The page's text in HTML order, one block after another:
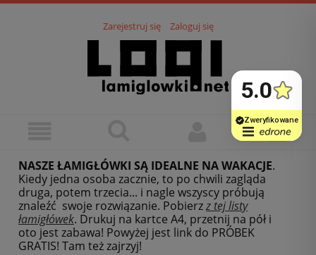
Zarejestruj się Zaloguj się
NASZE ŁAMIGŁÓWKI SĄ IDEALNE NA WAKACJE.
Kiedy jedna osoba zacznie, to po chwili zagląda
druga, potem trzecia... i nagle wszyscy próbują
znaleźć swoje rozwiązanie. Pobierzz tej listy
łamigłówek. Drukuj na kartce A4, przetnij na pół i
oto jest zabawa! Powyżej jest link do PRÓBEK
GRATIS! Tam też zajrzyj!